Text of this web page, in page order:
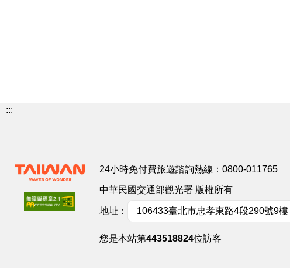
:::
24小時免付費旅遊諮詢熱線： 0800-011765
中華民國交通部觀光署 版權所有
地址： 106433臺北市忠孝東路4段290號9樓
您是本站第443518824位訪客